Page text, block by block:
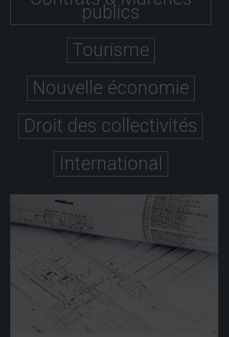
publics
Tourisme
Nouvelle économie
Droit des collectivités
International